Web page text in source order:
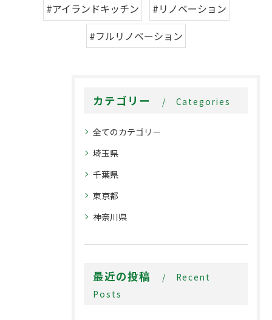
#アイランドキッチン
#リノベーション
#フルリノベーション
カテゴリー Categories
全てのカテゴリー
埼玉県
千葉県
東京都
神奈川県
最近の投稿
Recent
Posts